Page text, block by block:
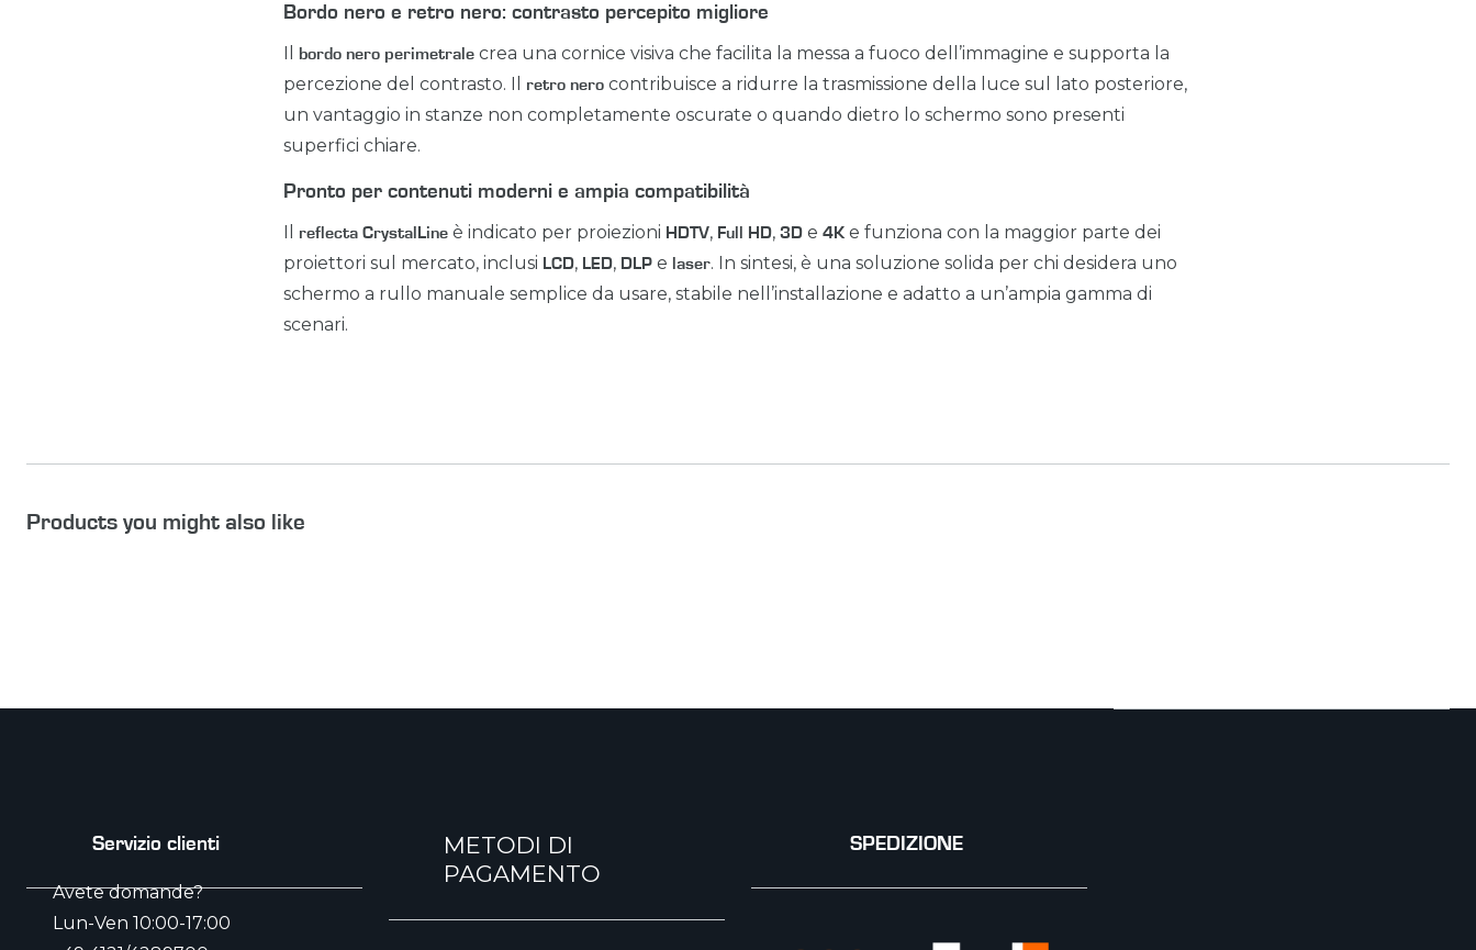
Bordo nero e retro nero: contrasto percepito migliore
Il
bordo nero perimetrale crea una cornice visiva che facilita la messa a fuoco dell’immagine e supporta la
percezione del contrasto. Il
retro nero contribuisce a ridurre la trasmissione della luce sul lato posteriore,
un vantaggio in stanze non completamente oscurate o quando dietro lo schermo sono presenti
superfici chiare.
Pronto per contenuti moderni e ampia compatibilità
Il
reflecta CrystalLine è indicato per proiezioni HDTV, Full HD, 3D e 4K e funziona con la maggior parte dei
proiettori sul mercato, inclusi LCD, LED, DLP e laser. In sintesi, è una soluzione solida per chi desidera uno
schermo a rullo manuale semplice da usare, stabile nell’installazione e adatto a un’ampia gamma di
scenari.
Products you might also like
Servizio clienti
Avete domande?
Lun-Ven 10:00-17:00
METODI DI
PAGAMENTO
SPEDIZIONE